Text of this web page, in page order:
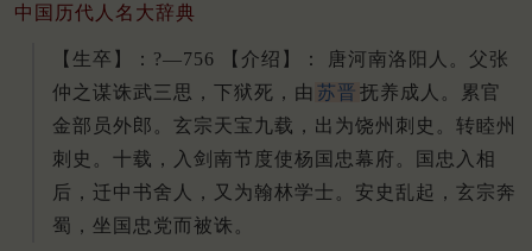
中国历代人名大辞典
【生卒】：?—756 【介绍】： 唐河南洛阳人。 父张
仲之谋诛武三思，下狱死，由 苏晋 抚养成人。
累官
金部员外郎。 玄宗天宝九载，出为饶州刺史。 转睦州
刺史。 十载，入剑南节度使杨国忠幕府。
国忠入相
后，迁中书舍人，又为翰林学士。 安史乱起，玄宗奔
蜀，坐国忠党而被诛。